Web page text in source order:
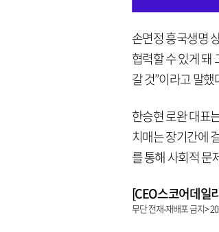
손면정 흥국생명
협력할 수 있게 돼
갈 것”이라고 말했
한승현 로완 대표
치매는 장기간에
를 통해 사회적 문
[CEO스코어데일
무단 전재-재배포 금지>